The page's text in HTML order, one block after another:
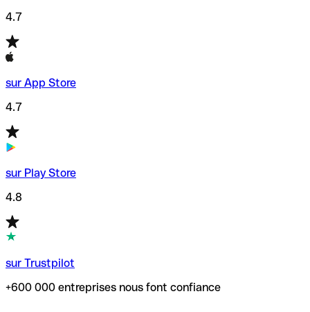
4.7
sur App Store
4.7
sur Play Store
4.8
sur Trustpilot
+600 000 entreprises nous font confiance